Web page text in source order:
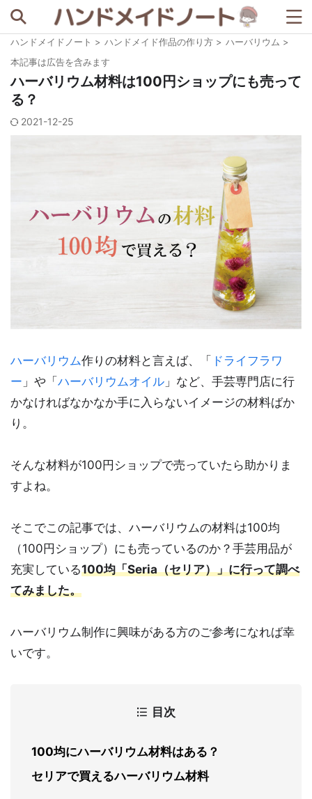
宣伝ツール
ハンドメイドノート > ハンドメイド作品の作り方 > ハーバリウム >
本記事は広告を含みます
ハーバリウム材料は100円ショップにも売って
る？
2021-12-25
ハーバリウム作りの材料と言えば、「 ドライフラワ
ー 」や「 ハーバリウムオイル 」など、手芸専門店に行
かなければなかなか手に入らないイメージの材料ばか
り。
そんな材料が100円ショップで売っていたら助かりま
すよね。
そこでこの記事では、ハーバリウムの材料は100均
（100円ショップ）にも売っているのか？手芸用品が
充実している100均「Seria（セリア）」に行って調べ
てみました。
ハーバリウム制作に興味がある方のご参考になれば幸
いです。
目次
100均にハーバリウム材料はある？
セリアで買えるハーバリウム材料